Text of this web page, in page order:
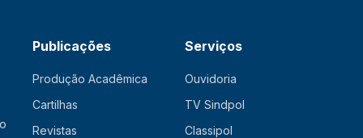
Publicações
Produção Acadêmica
Cartilhas
Revistas
Serviços
Ouvidoria
TV Sindpol
Classipol